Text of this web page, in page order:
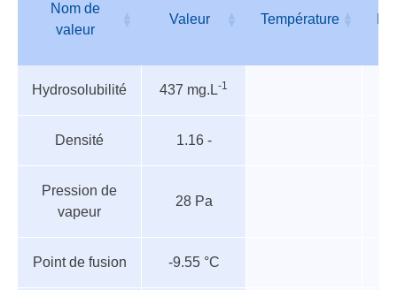
des
paramètres
Nom de
valeur
Valeur Température
valeur
Hydrosolubilité
437 mg.L-1
Densité 1.16 -
Pression de
vapeur
28 Pa
Point de fusion -9.55 °C